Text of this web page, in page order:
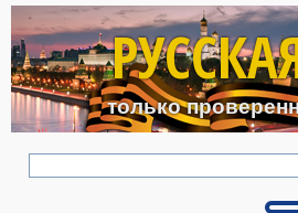
только